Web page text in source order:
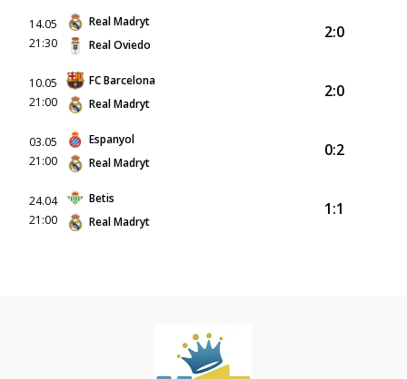
14.05
21:30
Real Madryt
Real Oviedo
2:0
10.05
21:00
FC Barcelona
Real Madryt
2:0
03.05
21:00
Espanyol
Real Madryt
0:2
24.04
21:00
Betis
Real Madryt
1:1